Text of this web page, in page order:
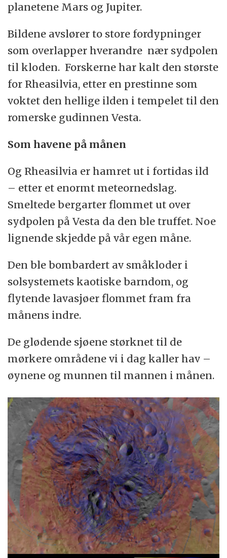
planetene Mars og Jupiter.
Bildene avslører to store fordypninger
som overlapper hverandre nær sydpolen
til kloden. Forskerne har kalt den største
for Rheasilvia, etter en prestinne som
voktet den hellige ilden i tempelet til den
romerske gudinnen Vesta.
Som havene på månen
Og Rheasilvia er hamret ut i fortidas ild
– etter et enormt meteornedslag.
Smeltede bergarter flommet ut over
sydpolen på Vesta da den ble truffet. Noe
lignende skjedde på vår egen måne.
Den ble bombardert av småkloder i
solsystemets kaotiske barndom, og
flytende lavasjøer flommet fram fra
månens indre.
De glødende sjøene størknet til de
mørkere områdene vi i dag kaller hav –
øynene og munnen til mannen i månen.